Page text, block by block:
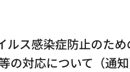
ルス感染症防止のた
の対応について（通知